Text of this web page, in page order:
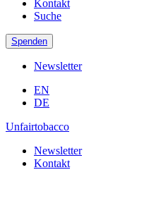
Kontakt
Suche
Spenden
Newsletter
EN
DE
Unfairtobacco
Newsletter
Kontakt